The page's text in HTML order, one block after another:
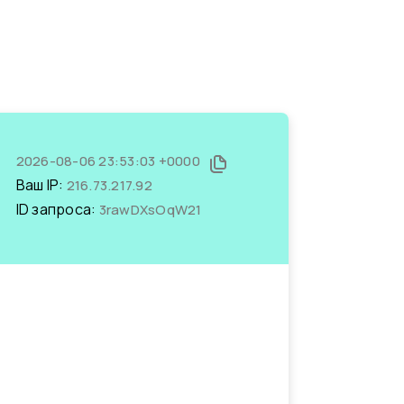
2026-08-06 23:53:03 +0000
Ваш IP: 216.73.217.92
ID запроса: 3rawDXsOqW21